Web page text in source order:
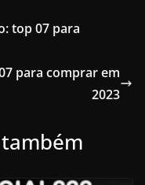
top 07 para
para comprar em
2023